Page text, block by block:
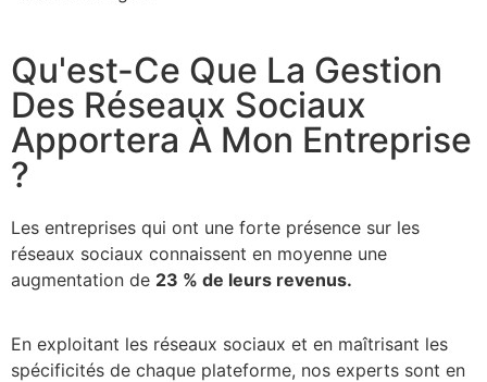
Qu'est-Ce Que La Gestion
Des Réseaux Sociaux
Apportera À Mon Entreprise
?
Les entreprises qui ont une forte présence sur les
réseaux sociaux connaissent en moyenne une
augmentation de 23 % de leurs revenus.
En exploitant les réseaux sociaux et en maîtrisant les
spécificités de chaque plateforme, nos experts sont en